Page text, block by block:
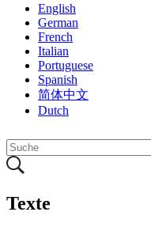
English
German
French
Italian
Portuguese
Spanish
简体中文
Dutch
Texte